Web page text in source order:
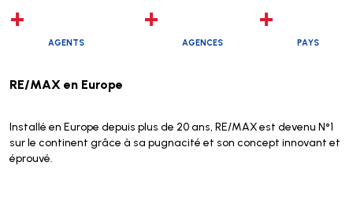
+
+
+
AGENTS AGENCES PAYS
RE/MAX en Europe
Installé en Europe depuis plus de 20 ans, RE/MAX est devenu N°1
sur le continent grâce à sa pugnacité et son concept innovant et
éprouvé.